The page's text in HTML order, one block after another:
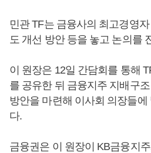
민관 TF는 금융사의 최고경영
도 개선 방안 등을 놓고 논의를
이 원장은 12일 간담회를 통해
를 공유한 뒤 금융지주 지배구
방안을 마련해 이사회 의장들
다.
금융권은 이 원장이 KB금융지